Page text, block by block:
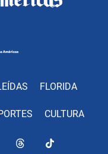
FLORIDA
CULTURA